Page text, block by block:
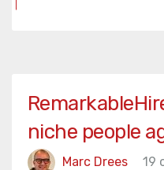
niche people
Marc Drees
19